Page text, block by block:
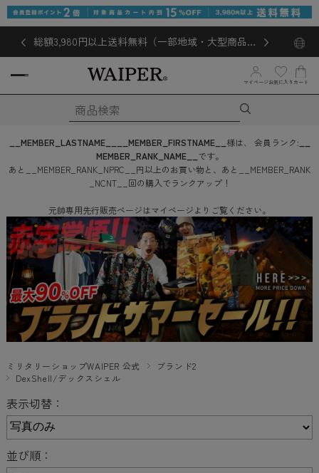
総額3,980円以上送料無料（一部地域・大型商品対
マイページ お気に入り カート
__MEMBER_LASTNAME__ __MEMBER_FIRSTNAME__ 様は、 会員ランク:
MEMBER_RANK_NAME__ です。
あと
__MEMBER_RANK_NPRC__ 円以上のお買い物と、あと
__MEMBER_RANK
_NCNT__ 回の購入でランクアップ！
元帥専用先行販売ページはマイページよりご覧ください。
ミリタリーショップWAIPER 公式
ブランド2
DexShell/デックスシェル
表示切替：
並び順：